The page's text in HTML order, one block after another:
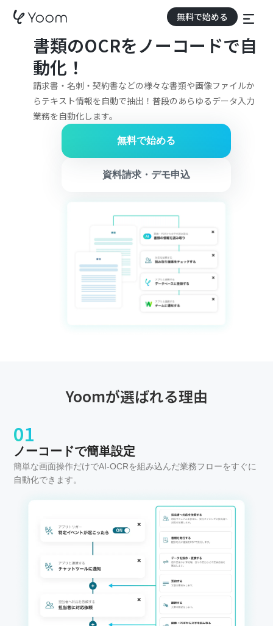
無料で始める
書類のOCRをノーコードで自
動化！
請求書・名刺・契約書などの様々な書類や画像ファイルか
らテキスト情報を自動で抽出！普段のあらゆるデータ入力
業務を自動化します。
無料で始める
資料請求・デモ申込
Yoomが選ばれる理由
01
ノーコードで簡単設定
簡単な画面操作だけでAI-OCRを組み込んだ業務フローをすぐに
自動化できます。